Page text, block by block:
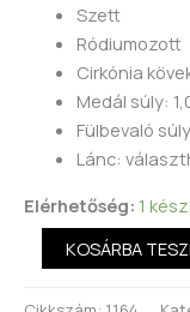
Szett
Ródiumozott
Cirkónia
Medál súly:
Fülbevaló
Lánc:
Elérhetőség: 1
KOSÁRBA